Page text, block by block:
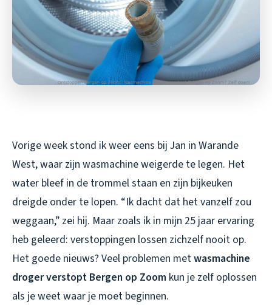
Vorige week stond ik weer eens bij Jan in Warande
West, waar zijn wasmachine weigerde te legen. Het
water bleef in de trommel staan en zijn bijkeuken
dreigde onder te lopen. “Ik dacht dat het vanzelf zou
weggaan,” zei hij. Maar zoals ik in mijn 25 jaar ervaring
heb geleerd: verstoppingen lossen zichzelf nooit op.
Het goede nieuws? Veel problemen metwasmachine
droger verstopt Bergen op Zoom kun je zelf oplossen
als je weet waar je moet beginnen.